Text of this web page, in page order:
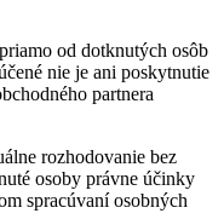
od dotknutých osôb
nie je ani poskytnutie
partnera
rozhodovanie bez
osoby právne účinky
spracúvaní osobných